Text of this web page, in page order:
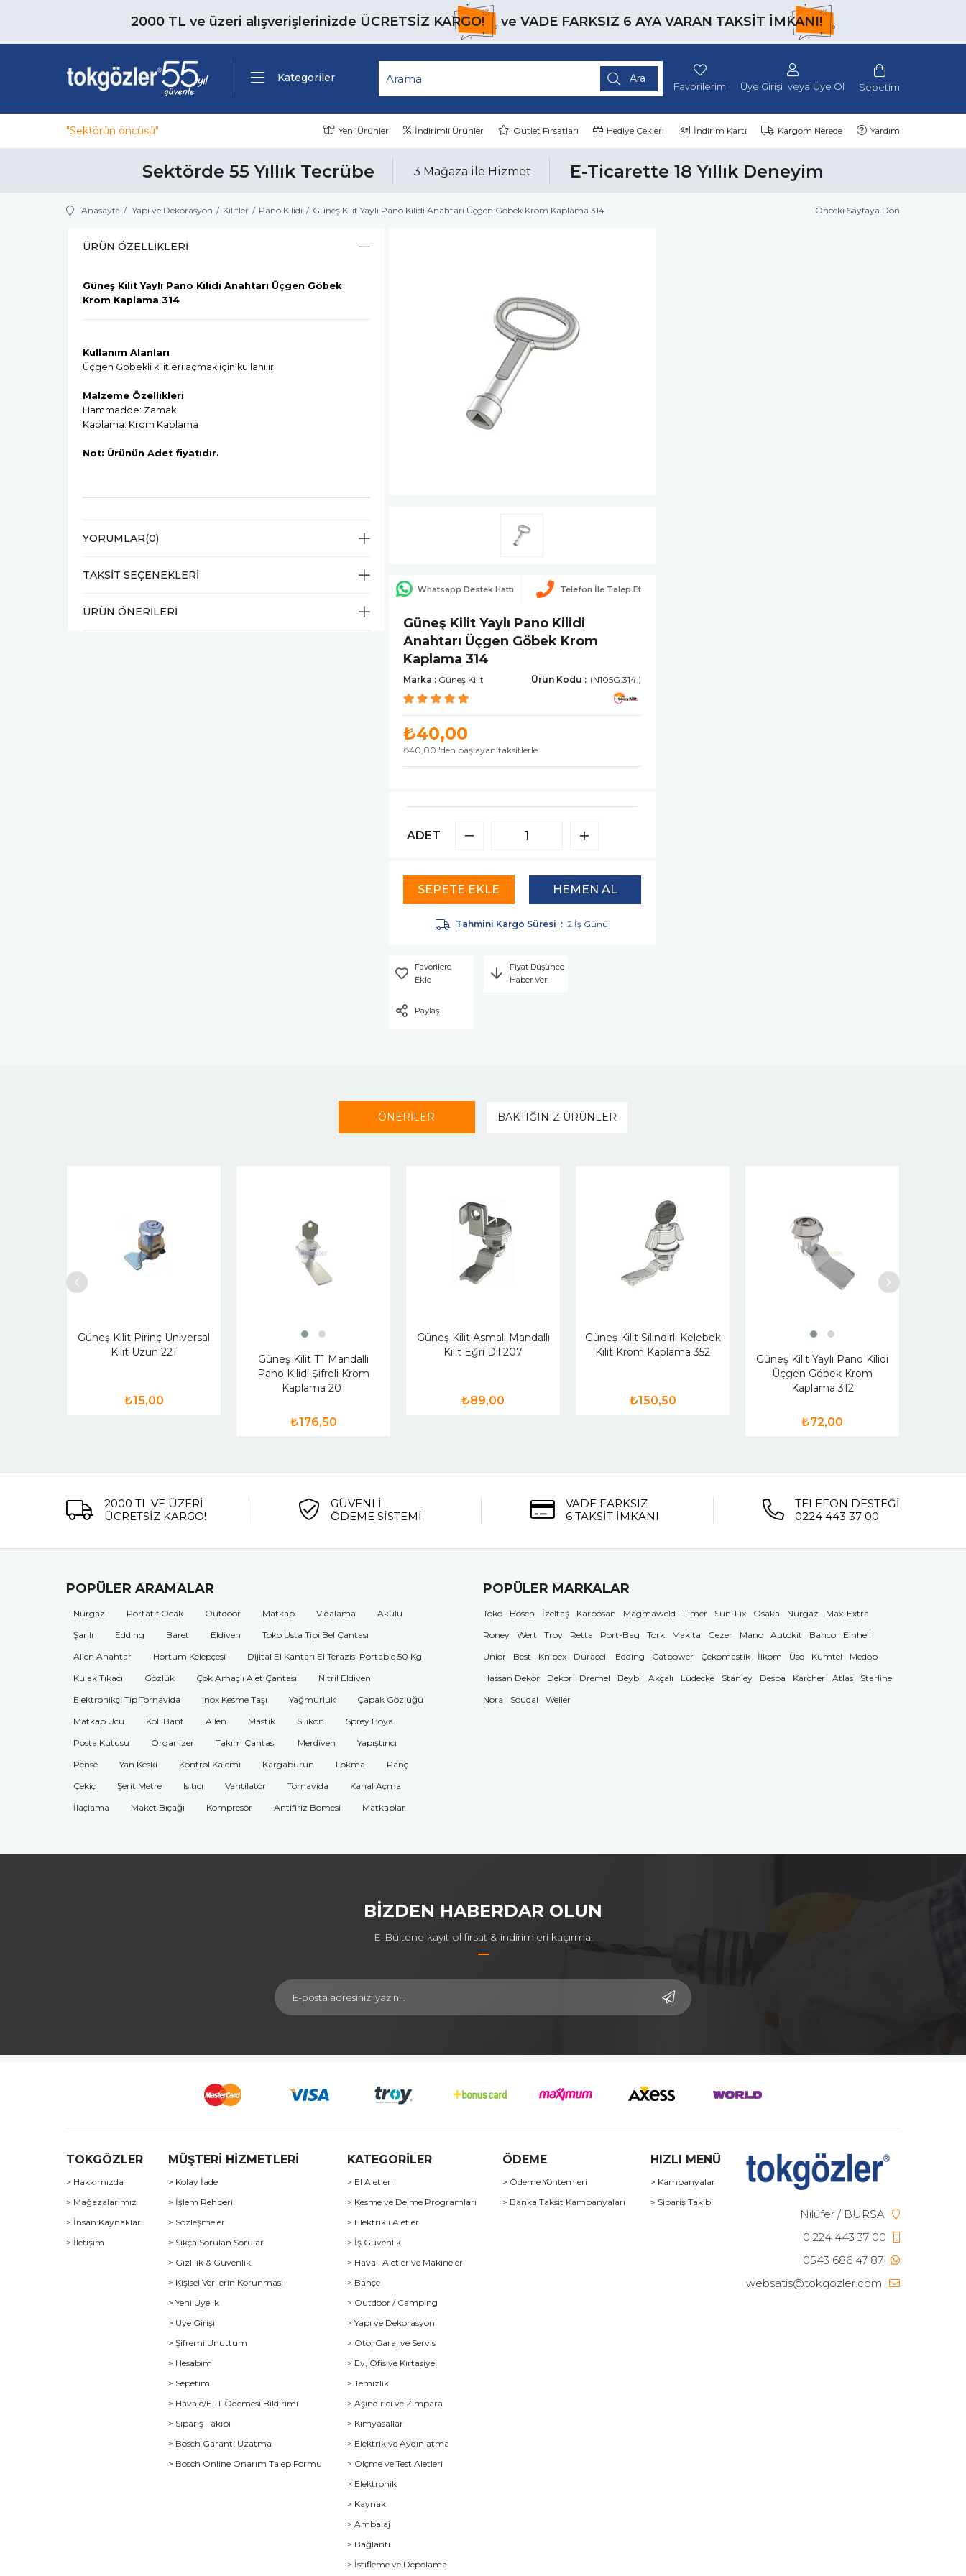
2000 TL ve üzeri alışverişlerinizde ÜCRETSİZ KARGO! ve VADE FARKSIZ 6 AYA VARAN TAKSİT İMKANI!
Kategoriler
Sepetim
Üye Girişi Üye Ol
Favorilerim
"Sektörün öncüsü" Yeni Ürünler İndirimli Ürünler Outlet Fırsatları Hediye Çekleri İndirim Kartı Kargom Nerede Yardım
Sektörde 55 Yıllık Tecrübe 3 Mağaza ile Hizmet E-Ticarette 18 Yıllık Deneyim
Anasayfa Yapı ve Dekorasyon Kilitler Pano Kilidi Güneş Kilit Yaylı Pano Kilidi Anahtarı Üçgen Göbek Krom Kaplama 314 Önceki Sayfaya Dön
ÜRÜN ÖZELLIKLERI
Güneş Kilit Yaylı Pano Kilidi Anahtarı Üçgen Göbek
Krom Kaplama 314
Kullanım Alanları
Üçgen Göbekli kilitleri açmak için kullanılır.
Malzeme Özellikleri
Hammadde: Zamak
Kaplama: Krom Kaplama
Not: Ürünün Adet fiyatıdır.
YORUMLAR(0)
TAKSIT SEÇENEKLERI
ÜRÜN ÖNERILERI
Whatsapp Destek Hattı Telefon İle Talep Et
Güneş Kilit Yaylı Pano Kilidi
Anahtarı Üçgen Göbek Krom
Kaplama 314
Marka : Güneş Kilit (N105G.314.)
₺40,00
₺40,00 'den başlayan taksitlerle
ADET
Tahmini Kargo Süresi : 2 İş Günü
Favorilere
Ekle
Fiyat Düşünce
Haber Ver
Paylaş
ÖNERİLER BAKTIĞINIZ ÜRÜNLER
Güneş Kilit Pirinç Universal
Kilit Uzun 221
₺15,00
Güneş Kilit T1 Mandallı
Pano Kilidi Şifreli Krom
Kaplama 201
₺176,50
Güneş Kilit Asmalı Mandallı
Kilit Eğri Dil 207
₺89,00
Güneş Kilit Silindirli Kelebek
Kilit Krom Kaplama 352
₺150,50
Güneş Kilit Yaylı Pano Kilidi
Üçgen Göbek Krom
Kaplama 312
₺72,00
2000 TL VE ÜZERİ
ÜCRETSİZ KARGO!
GÜVENLİ
ÖDEME SİSTEMİ
VADE FARKSIZ
6 TAKSİT İMKANI
TELEFON DESTEĞİ
0224 443 37 00
POPÜLER ARAMALAR
Nurgaz Portatif Ocak Outdoor Matkap Vidalama
Akülü
Şarjlı
Edding Baret Eldiven
Toko Usta Tipi Bel Çantası
Allen Anahtar
Hortum Kelepçesi
Dijital El Kantarı El Terazisi Portable 50 Kg
Kulak Tıkacı
Gözlük Çok Amaçlı Alet Çantası
Nitril Eldiven
Elektronikçi Tip Tornavida
Inox Kesme Taşı Yağmurluk
Çapak Gözlüğü
Matkap Ucu
Koli Bant Allen Mastik Silikon
Sprey Boya
Posta Kutusu
Organizer Takım Çantası Merdiven
Yapıştırıcı
Pense
Yan Keski Kontrol Kalemi Kargaburun Lokma
Panç
Çekiç
Şerit Metre Isıtıcı Vantilatör Tornavida
Kanal Açma
İlaçlama
Maket Bıçağı Kompresör Antifiriz Bomesi Matkaplar
POPÜLER MARKALAR
Toko Bosch İzeltaş Karbosan Magmaweld Fimer Sun-Fix Osaka Nurgaz
Max-Extra
Roney
Wert Troy Retta Port-Bag Tork Makita Gezer Mano Autokit Bahco
Einhell
Unior
Best Knipex Duracell Edding Catpower Çekomastik İlkom Üso Kumtel
Medop
Hassan Dekor
Dekor Dremel Beybi Akçalı Lüdecke Stanley Despa Karcher Atlas
Starline
Nora
Soudal Weller
BİZDEN HABERDAR OLUN
E-Bültene kayıt ol fırsat & indirimleri kaçırma!
TOKGÖZLER
> Hakkımızda
> Mağazalarımız
> İnsan Kaynakları
> İletişim
MÜŞTERİ HİZMETLERİ
> Kolay İade
> İşlem Rehberi
> Sözleşmeler
> Sıkça Sorulan Sorular
> Gizlilik & Güvenlik
> Kişisel Verilerin Korunması
> Yeni Üyelik
> Üye Girişi
> Şifremi Unuttum
> Hesabım
> Sepetim
> Havale/EFT Ödemesi Bildirimi
> Sipariş Takibi
> Bosch Garanti Uzatma
> Bosch Online Onarım Talep Formu
KATEGORİLER
> El Aletleri
> Kesme ve Delme Programları
> Elektrikli Aletler
> İş Güvenlik
> Havalı Aletler ve Makineler
> Bahçe
> Outdoor / Camping
> Yapı ve Dekorasyon
> Oto, Garaj ve Servis
> Ev, Ofis ve Kırtasiye
> Temizlik
> Aşındırıcı ve Zımpara
> Kimyasallar
> Elektrik ve Aydınlatma
> Ölçme ve Test Aletleri
> Elektronik
> Kaynak
> Ambalaj
> Bağlantı
> İstifleme ve Depolama
ÖDEME
> Ödeme Yöntemleri
> Banka Taksit Kampanyaları
HIZLI MENÜ
> Kampanyalar
> Sipariş Takibi
Nilüfer / BURSA
0 224 443 37 00
0543 686 47 87
websatis@tokgozler.com